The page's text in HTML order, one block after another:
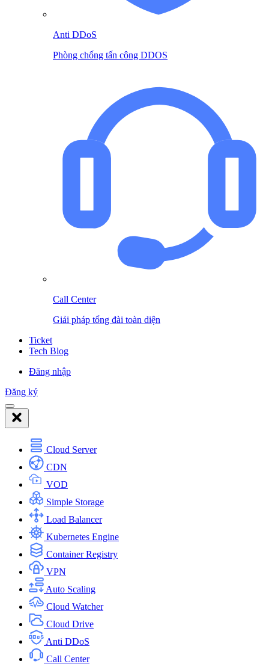
Anti DDoS
Phòng chống tấn công DDOS
Call Center
Giải pháp tổng đài toàn diện
Ticket
Tech Blog
Đăng nhập
Đăng ký
Cloud Server
CDN
VOD
Simple Storage
Load Balancer
Kubernetes Engine
Container Registry
VPN
Auto Scaling
Cloud Watcher
Cloud Drive
Anti DDoS
Call Center